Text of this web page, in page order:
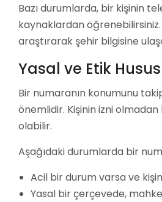
Bazı durumlarda, bir kişinin
kaynaklardan
araştırarak şehir bilgisine
Yasal ve Etik
Bir numaranın konumunu
önemlidir. Kişinin izni
olabilir.
Aşağıdaki durumlarda bir
Acil bir durum varsa ve
Yasal bir çerçevede,